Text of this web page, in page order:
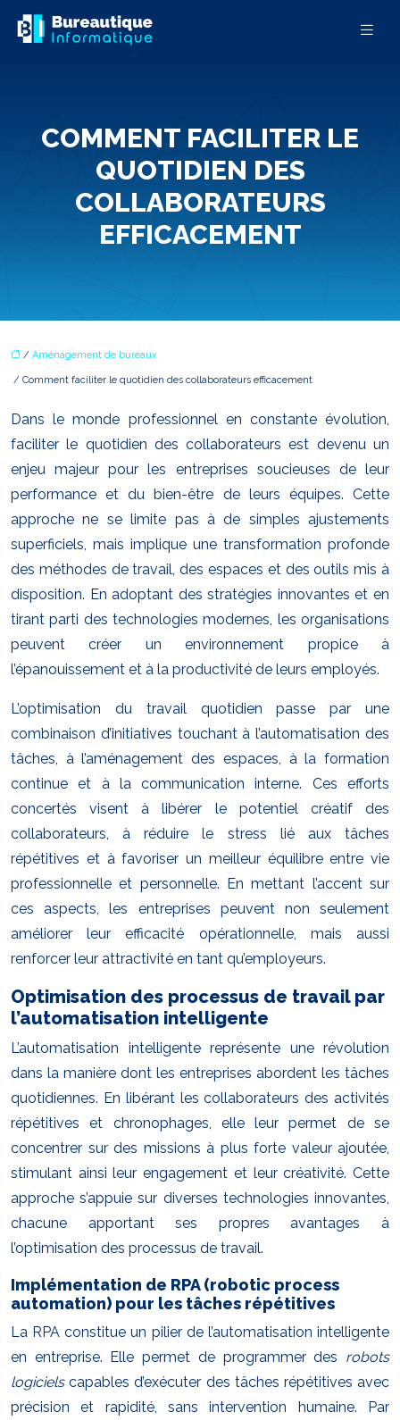
COMMENT FACILITER LE
QUOTIDIEN DES
COLLABORATEURS
EFFICACEMENT
/ Aménagement de bureaux
/ Comment faciliter le quotidien des collaborateurs efficacement
Dans le monde professionnel en constante évolution,
faciliter le quotidien des collaborateurs est devenu un
enjeu majeur pour les entreprises soucieuses de leur
performance et du bien-être de leurs équipes. Cette
approche ne se limite pas à de simples ajustements
superficiels, mais implique une transformation profonde
des méthodes de travail, des espaces et des outils mis à
disposition. En adoptant des stratégies innovantes et en
tirant parti des technologies modernes, les organisations
peuvent créer un environnement propice à
l’épanouissement et à la productivité de leurs employés.
L’optimisation du travail quotidien passe par une
combinaison d’initiatives touchant à l’automatisation des
tâches, à l’aménagement des espaces, à la formation
continue et à la communication interne. Ces efforts
concertés visent à libérer le potentiel créatif des
collaborateurs, à réduire le stress lié aux tâches
répétitives et à favoriser un meilleur équilibre entre vie
professionnelle et personnelle. En mettant l’accent sur
ces aspects, les entreprises peuvent non seulement
améliorer leur efficacité opérationnelle, mais aussi
renforcer leur attractivité en tant qu’employeurs.
Optimisation des processus de travail par
l’automatisation intelligente
L’automatisation intelligente représente une révolution
dans la manière dont les entreprises abordent les tâches
quotidiennes. En libérant les collaborateurs des activités
répétitives et chronophages, elle leur permet de se
concentrer sur des missions à plus forte valeur ajoutée,
stimulant ainsi leur engagement et leur créativité. Cette
approche s’appuie sur diverses technologies innovantes,
chacune apportant ses propres avantages à
l’optimisation des processus de travail.
Implémentation de RPA (robotic process
automation) pour les tâches répétitives
La RPA constitue un pilier de l’automatisation intelligente
en entreprise. Elle permet de programmer des robots
logicielscapables d’exécuter des tâches répétitives avec
précision et rapidité, sans intervention humaine. Par